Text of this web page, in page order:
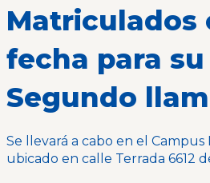
Matriculados
fecha para
Segundo
Se llevará a cabo en el
ubicado en calle Terrada 6612